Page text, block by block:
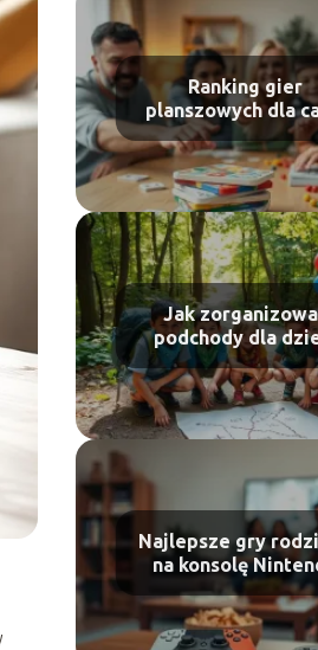
Ranking gier
planszowych dla
rodziny – co
Jak
podchody dla
krok po kroku?
Najlepsze gry
na konsolę
Switch i PS5